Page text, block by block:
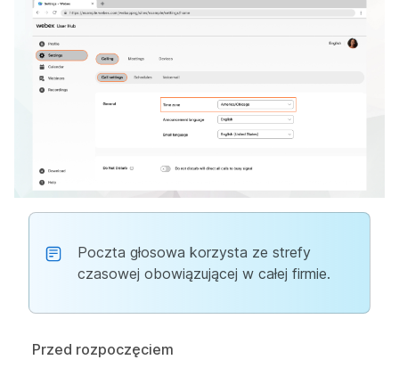
Poczta głosowa korzysta ze strefy
czasowej obowiązującej w całej firmie.
Przed rozpoczęciem